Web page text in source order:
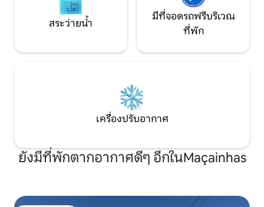
สระว่ายน้ำ
มีที่จอดรถฟรีบริเวณ
ที่พัก
เครื่องปรับอากาศ
ยังมีที่พักตากอากาศดีๆ อีกในMaçainhas